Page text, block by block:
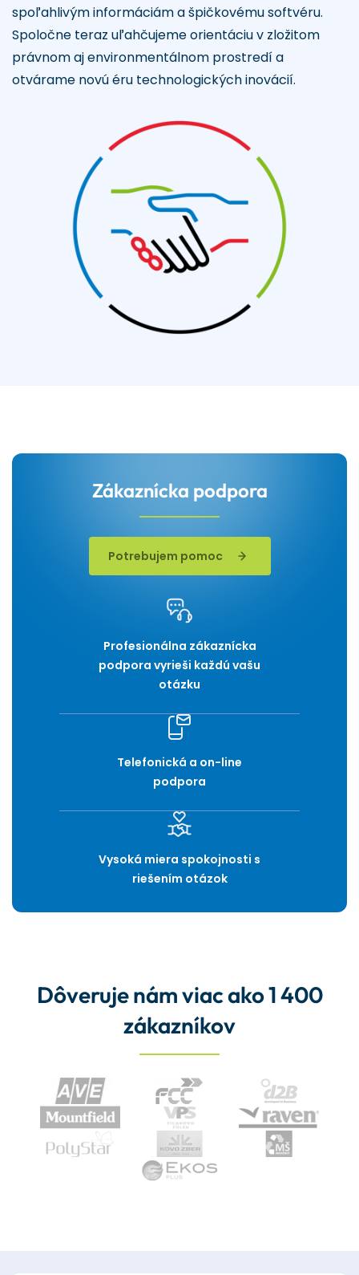
spoľahlivým informáciám a špičkovému softvéru.
Spoločne teraz uľahčujeme orientáciu v zložitom
právnom aj environmentálnom prostredí a
otvárame novú éru technologických inovácií.
Zákaznícka podpora
Potrebujem pomoc
Profesionálna zákaznícka
podpora vyrieši každú vašu
otázku
Telefonická a on-line
podpora
Vysoká miera spokojnosti s
riešením otázok
Dôveruje nám viac ako 1 400
zákazníkov